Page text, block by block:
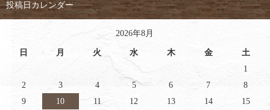
投稿日カレンダー
2026年8月
日 月 火 水 木 金
土
1
2
3 4 5 6 7
8
9
10 11 12 13 14 15